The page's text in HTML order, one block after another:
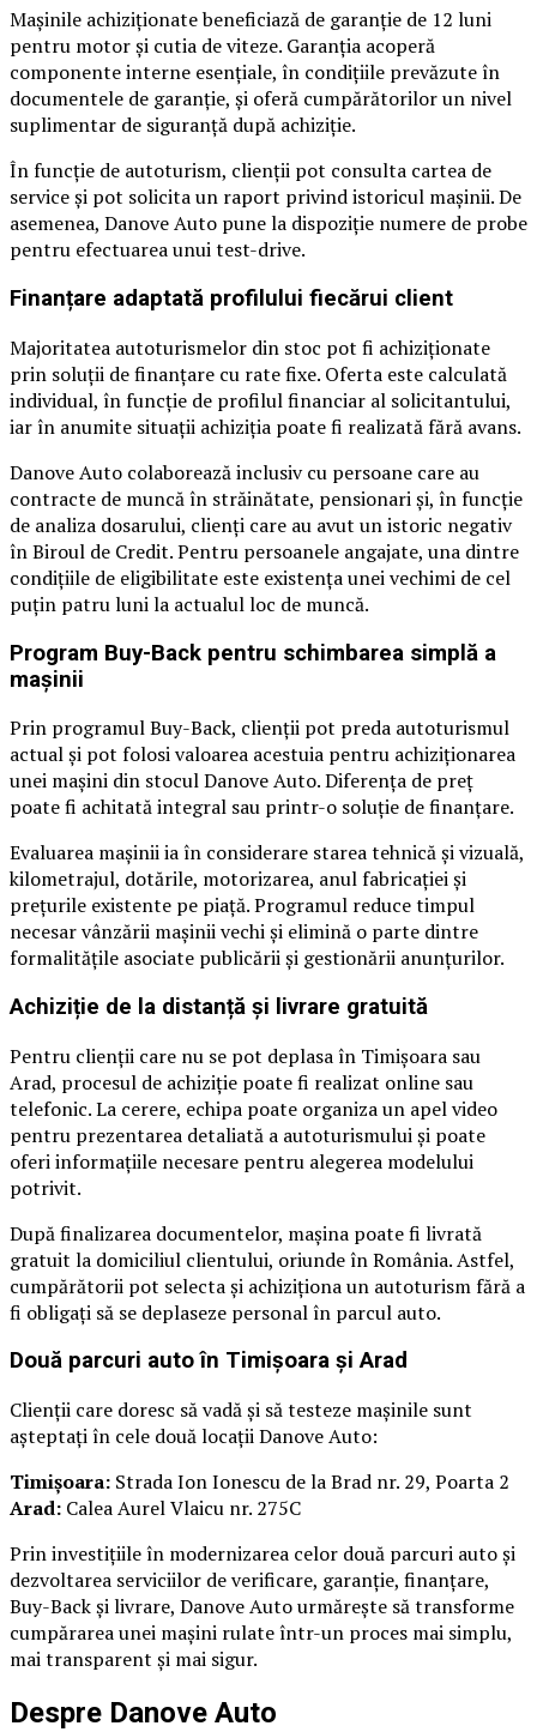
Mașinile achiziționate beneficiază de garanție de 12 luni
pentru motor și cutia de viteze. Garanția acoperă
componente interne esențiale, în condițiile prevăzute în
documentele de garanție, și oferă cumpărătorilor un nivel
suplimentar de siguranță după achiziție.
În funcție de autoturism, clienții pot consulta cartea de
service și pot solicita un raport privind istoricul mașinii. De
asemenea, Danove Auto pune la dispoziție numere de probe
pentru efectuarea unui test-drive.
Finanțare adaptată profilului fiecărui client
Majoritatea autoturismelor din stoc pot fi achiziționate
prin soluții de finanțare cu rate fixe. Oferta este calculată
individual, în funcție de profilul financiar al solicitantului,
iar în anumite situații achiziția poate fi realizată fără avans.
Danove Auto colaborează inclusiv cu persoane care au
contracte de muncă în străinătate, pensionari și, în funcție
de analiza dosarului, clienți care au avut un istoric negativ
în Biroul de Credit. Pentru persoanele angajate, una dintre
condițiile de eligibilitate este existența unei vechimi de cel
puțin patru luni la actualul loc de muncă.
Program Buy-Back pentru schimbarea simplă a
mașinii
Prin programul Buy-Back, clienții pot preda autoturismul
actual și pot folosi valoarea acestuia pentru achiziționarea
unei mașini din stocul Danove Auto. Diferența de preț
poate fi achitată integral sau printr-o soluție de finanțare.
Evaluarea mașinii ia în considerare starea tehnică și vizuală,
kilometrajul, dotările, motorizarea, anul fabricației și
prețurile existente pe piață. Programul reduce timpul
necesar vânzării mașinii vechi și elimină o parte dintre
formalitățile asociate publicării și gestionării anunțurilor.
Achiziție de la distanță și livrare gratuită
Pentru clienții care nu se pot deplasa în Timișoara sau
Arad, procesul de achiziție poate fi realizat online sau
telefonic. La cerere, echipa poate organiza un apel video
pentru prezentarea detaliată a autoturismului și poate
oferi informațiile necesare pentru alegerea modelului
potrivit.
După finalizarea documentelor, mașina poate fi livrată
gratuit la domiciliul clientului, oriunde în România. Astfel,
cumpărătorii pot selecta și achiziționa un autoturism fără a
fi obligați să se deplaseze personal în parcul auto.
Două parcuri auto în Timișoara și Arad
Clienții care doresc să vadă și să testeze mașinile sunt
așteptați în cele două locații Danove Auto:
Timișoara: Strada Ion Ionescu de la Brad nr. 29, Poarta 2
Arad: Calea Aurel Vlaicu nr. 275C
Prin investițiile în modernizarea celor două parcuri auto și
dezvoltarea serviciilor de verificare, garanție, finanțare,
Buy-Back și livrare, Danove Auto urmărește să transforme
cumpărarea unei mașini rulate într-un proces mai simplu,
mai transparent și mai sigur.
Despre Danove Auto